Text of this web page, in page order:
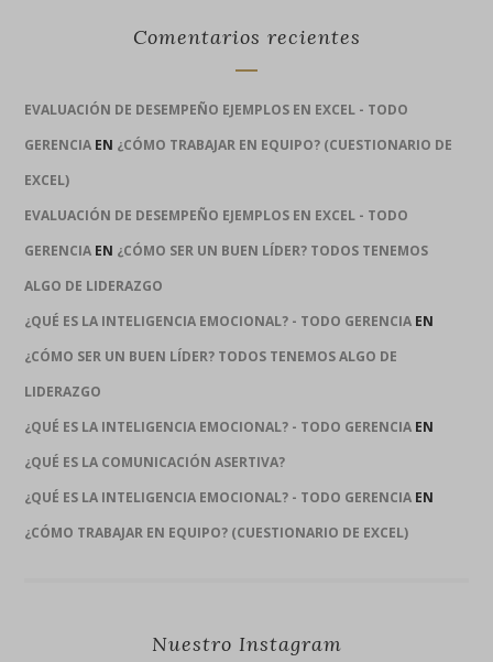
Comentarios recientes
EVALUACIÓN DE DESEMPEÑO EJEMPLOS EN EXCEL - TODO
GERENCIA EN ¿CÓMO TRABAJAR EN EQUIPO? (CUESTIONARIO DE
EXCEL)
EVALUACIÓN DE DESEMPEÑO EJEMPLOS EN EXCEL - TODO
GERENCIA EN ¿CÓMO SER UN BUEN LÍDER? TODOS TENEMOS
ALGO DE LIDERAZGO
¿QUÉ ES LA INTELIGENCIA EMOCIONAL? - TODO GERENCIA EN
¿CÓMO SER UN BUEN LÍDER? TODOS TENEMOS ALGO DE
LIDERAZGO
¿QUÉ ES LA INTELIGENCIA EMOCIONAL? - TODO GERENCIA EN
¿QUÉ ES LA COMUNICACIÓN ASERTIVA?
¿QUÉ ES LA INTELIGENCIA EMOCIONAL? - TODO GERENCIA EN
¿CÓMO TRABAJAR EN EQUIPO? (CUESTIONARIO DE EXCEL)
Nuestro Instagram